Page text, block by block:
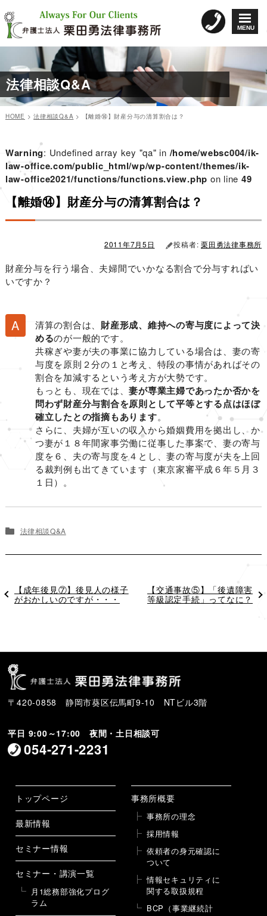
MENU
ン
テ
ン
へ
ス
キ
ッ
法律相談Q&A
HOME >法律相談Q&A > 【離婚⑭】財産分与の清算割合は？
Warning: Undefined array key "qa" in /home/websc004/ik-
law-office.com/public_html/wp/wp-content/themes/ik-
law-office2021/functions/functions.view.php on line 49
【離婚⑭】財産分与の清算割合は？
2011年7月5日 投稿者:栗田勇法律事務所
財産分与を行う場合、夫婦間でいかなる割合で分与すればい
いですか？
清算の割合は、 財産形成、維持への寄与度によって決
めるのが一般的です。
共稼ぎや妻が夫の事業に協力している場合は、妻の寄
与度を原則２分の１と考え、特段の事情があればその
割合を加減するという考え方が大勢です。
もっとも、現在では、妻が専業主婦であったか否かを
問わず財産分与割合を原則として平等とする点はほぼ
確立したとの指摘もあります。
さらに、夫婦が互いの収入から婚姻費用を拠出し、か
つ妻が１８年間家事労働に従事した事案で、妻の寄与
度を６、夫の寄与度を４とし、妻の寄与度が夫を上回
る裁判例も出てきています（東京家審平成６年５月３
１日）。
リ
ー
法律相談Q&A
稿
ナ
ビ
ゲ
ー
シ
過
去
【成年後見⑦】後見人の様子
がおかしいのですが・・・
次
の
【交通事故⑤】「後遺障害
等級認定手続」ってなに？
〒420-0858 静岡市葵区伝馬町9-10 NTビル3階
平日 9:00～17:00 夜間・土日相談可
054-271-2231
トップページ
最新情報
セミナー情報
セミナー・講演一覧
月1総務部強化プログ
ラム
事務所概要
事務所の理念
採用情報
依頼者の身元確認に
ついて
情報セキュリティに
関する取扱規程
BCP（事業継続計